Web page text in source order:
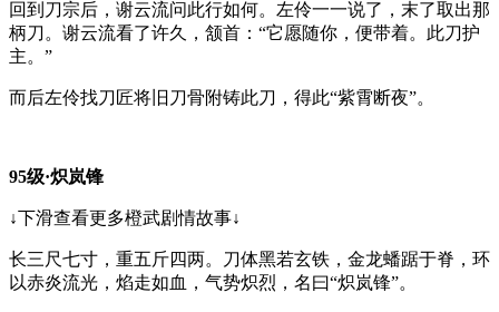
回到刀宗后，谢云流问此行如何。左伶一一说了，末了取出那
柄刀。谢云流看了许久，颔首：“它愿随你，便带着。此刀护
主。”
而后左伶找刀匠将旧刀骨附铸此刀，得此“紫霄断夜”。
95级·炽岚锋
↓下滑查看更多橙武剧情故事↓
长三尺七寸，重五斤四两。刀体黑若玄铁，金龙蟠踞于脊，环
以赤炎流光，焰走如血，气势炽烈，名曰“炽岚锋”。